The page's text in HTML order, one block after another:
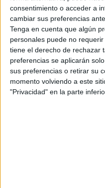
consentimiento o acceder a
cambiar sus preferencias
Tenga en cuenta que algún
personales puede no
tiene el derecho de rechazar
preferencias se aplicarán
sus preferencias o retirar su
momento volviendo a este
"Privacidad" en la parte
Información básica
Responsable:Compás